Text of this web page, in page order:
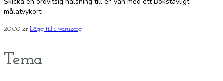
målatvykort!
20.00 kr Lägg till i varukorg
Tema